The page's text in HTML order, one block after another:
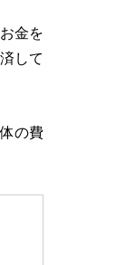
金を
して
の費